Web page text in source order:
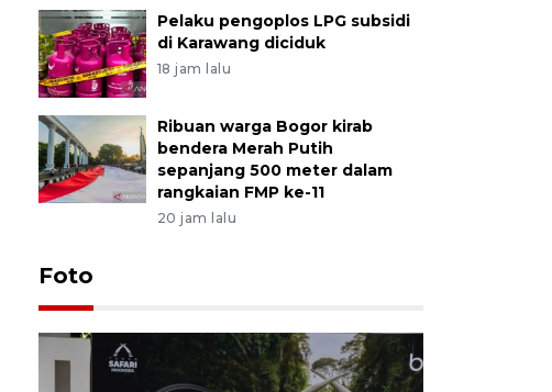
Pelaku pengoplos LPG subsidi
di Karawang diciduk
18 jam lalu
Ribuan warga Bogor kirab
bendera Merah Putih
sepanjang 500 meter dalam
rangkaian FMP ke-11
20 jam lalu
Foto